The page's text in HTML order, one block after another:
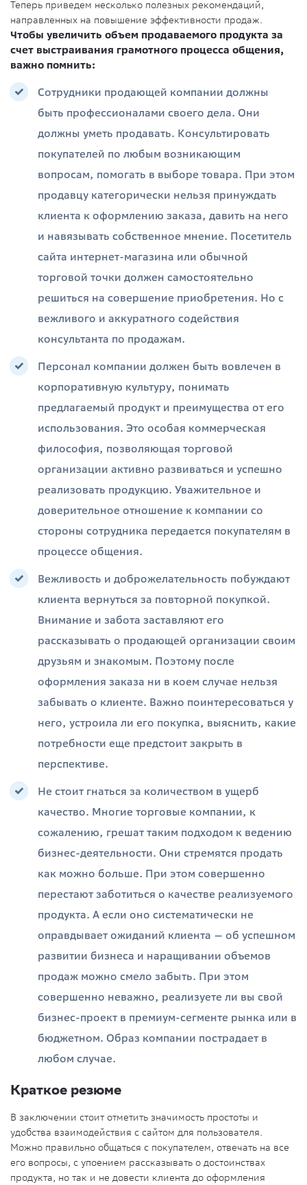
Теперь приведем несколько полезных рекомендаций,
направленных на повышение эффективности продаж.
Чтобы увеличить объем продаваемого продукта за
счет выстраивания грамотного процесса общения,
важно помнить:
Сотрудники продающей компании должны
быть профессионалами своего дела. Они
должны уметь продавать. Консультировать
покупателей по любым возникающим
вопросам, помогать в выборе товара. При этом
продавцу категорически нельзя принуждать
клиента к оформлению заказа, давить на него
и навязывать собственное мнение. Посетитель
сайта интернет-магазина или обычной
торговой точки должен самостоятельно
решиться на совершение приобретения. Но с
вежливого и аккуратного содействия
консультанта по продажам.
Персонал компании должен быть вовлечен в
корпоративную культуру, понимать
предлагаемый продукт и преимущества от его
использования. Это особая коммерческая
философия, позволяющая торговой
организации активно развиваться и успешно
реализовать продукцию. Уважительное и
доверительное отношение к компании со
стороны сотрудника передается покупателям в
процессе общения.
Вежливость и доброжелательность побуждают
клиента вернуться за повторной покупкой.
Внимание и забота заставляют его
рассказывать о продающей организации своим
друзьям и знакомым. Поэтому после
оформления заказа ни в коем случае нельзя
забывать о клиенте. Важно поинтересоваться у
него, устроила ли его покупка, выяснить, какие
потребности еще предстоит закрыть в
перспективе.
Не стоит гнаться за количеством в ущерб
качество. Многие торговые компании, к
сожалению, грешат таким подходом к ведению
бизнес-деятельности. Они стремятся продать
как можно больше. При этом совершенно
перестают заботиться о качестве реализуемого
продукта. А если оно систематически не
оправдывает ожиданий клиента — об успешном
развитии бизнеса и наращивании объемов
продаж можно смело забыть. При этом
совершенно неважно, реализуете ли вы свой
бизнес-проект в премиум-сегменте рынка или в
бюджетном. Образ компании пострадает в
любом случае.
Краткое резюме
В заключении стоит отметить значимость простоты и
удобства взаимодействия с сайтом для пользователя.
Можно правильно общаться с покупателем, отвечать на все
его вопросы, с упоением рассказывать о достоинствах
продукта, но так и не довести клиента до оформления